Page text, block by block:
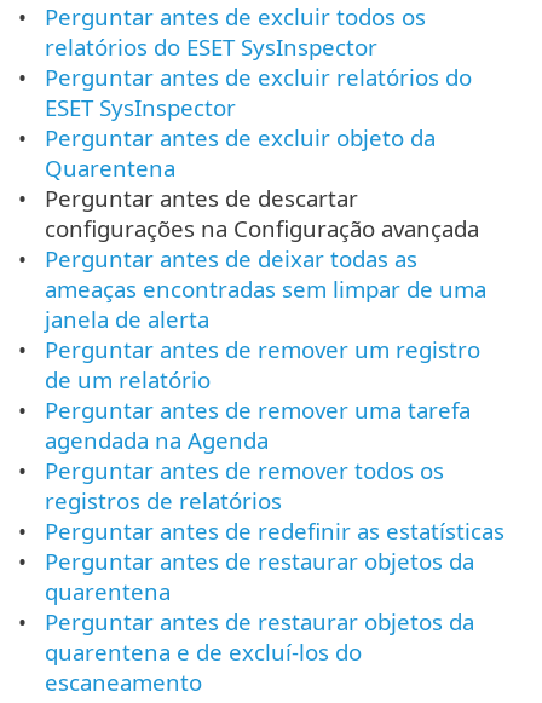
Perguntar antes de excluir todos os
relatórios do ESET SysInspector
Perguntar antes de excluir relatórios do
ESET SysInspector
Perguntar antes de excluir objeto da
Quarentena
Perguntar antes de descartar
configurações na Configuração avançada
Perguntar antes de deixar todas as
ameaças encontradas sem limpar de uma
janela de alerta
Perguntar antes de remover um registro
de um relatório
Perguntar antes de remover uma tarefa
agendada na Agenda
Perguntar antes de remover todos os
registros de relatórios
Perguntar antes de redefinir as estatísticas
Perguntar antes de restaurar objetos da
quarentena
Perguntar antes de restaurar objetos da
quarentena e de excluí-los do
escaneamento